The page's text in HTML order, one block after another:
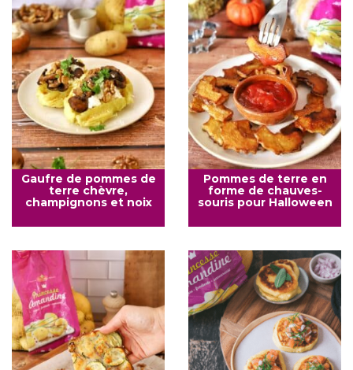
Gaufre de pommes de
terre chèvre,
champignons et noix
Pommes de terre en
forme de chauves-
souris pour Halloween